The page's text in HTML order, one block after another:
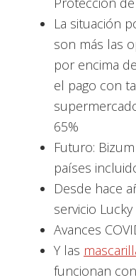
La situación
son más las
por encima
el pago con
65%
Futuro:
países
Desde hace
servicio
Avances
Y las
funcionan